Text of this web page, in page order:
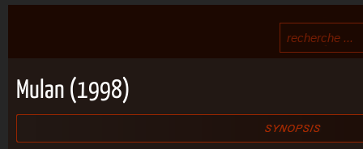
Mulan (1998)